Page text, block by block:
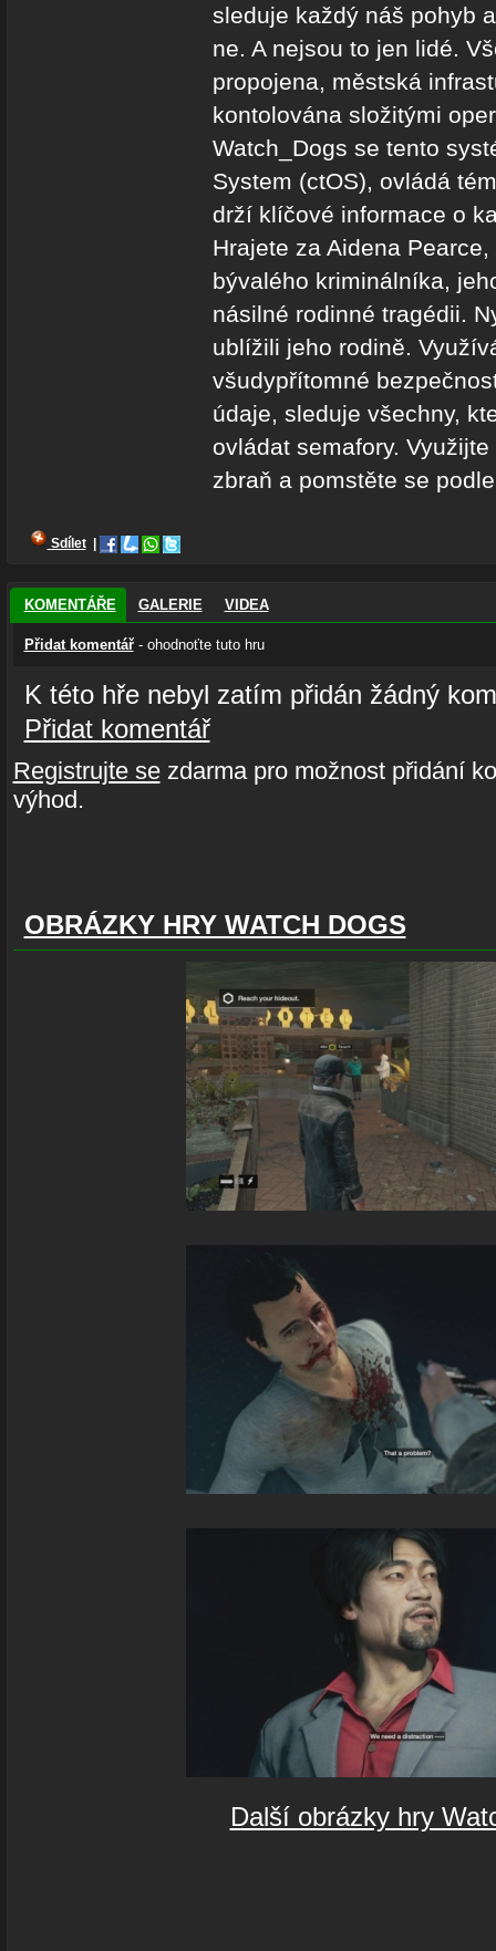
sleduje každý náš pohyb
ne. A nejsou to jen lidé.
propojena, městská
kontolována složitými
Watch_Dogs se tento
System (ctOS), ovládá
drží klíčové informace o
Hrajete za Aidena
bývalého kriminálníka,
násilné rodinné tragédii.
ublížili jeho rodině.
všudypřítomné
údaje, sleduje všechny,
ovládat semafory.
zbraň a pomstěte se
Sdílet
KOMENTÁŘE GALERIE VIDEA
Přidat komentář- ohodnoťte tuto hru
K této hře nebyl zatím přidán žádný
Přidat komentář
Registrujte sezdarma pro možnost přidání
výhod.
OBRÁZKY HRY WATCH DOGS
Další obrázky hry